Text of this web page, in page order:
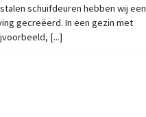
schuifdeuren hebben wij een
gecreëerd. In een gezin met
[...]